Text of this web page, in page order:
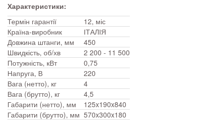
Характеристики:
Термін гарантії
12, міс
Країна-виробник
ІТАЛІЯ
Довжина штанги, мм
450
Швидкість, об/хв
2 200 - 11 500
Потужність, кВт
0,75
Напруга, В
220
Вага (нетто), кг
4
Вага (брутто), кг
4,5
Габарити (нетто), мм
125x190x840
Габарити (брутто), мм 570x300x180